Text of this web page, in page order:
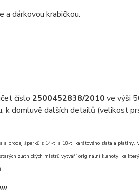
dárkovou krabičkou.
číslo 2500452838/2010 ve výši
domluvě dalších detailů (velikost
prodej šperků z 14-ti a 18-ti karátového zlata a platiny.
zlatnických mistrů vytváří originální klenoty, ke